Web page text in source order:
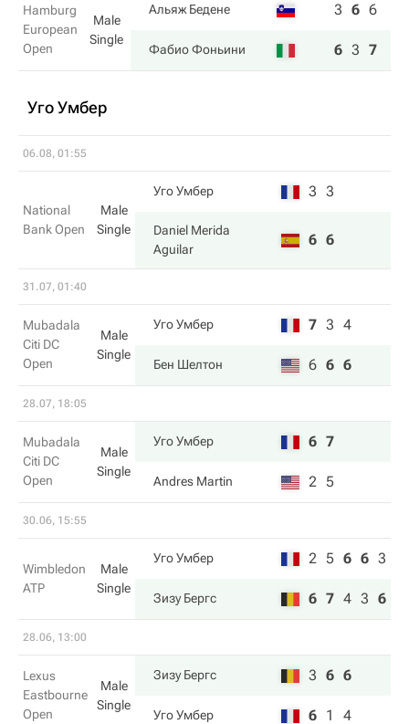
Hamburg
European
Open
Male
Single
Альяж Бедене 3 6 6
Фабио Фоньини 6 3 7
Уго Умбер
06.08, 01:55
National
Bank Open
Male
Single
Уго Умбер 3 3
Daniel Merida
Aguilar
6 6
31.07, 01:40
Mubadala
Citi DC
Open
Male
Single
Уго Умбер 7 3 4
Бен Шелтон 6 6 6
28.07, 18:05
Mubadala
Citi DC
Open
Male
Single
Уго Умбер 6 7
Andres Martin 2 5
30.06, 15:55
Wimbledon
ATP
Male
Single
Уго Умбер 2 5 6 6 3
Зизу Бергс 6 7 4 3 6
28.06, 13:00
Lexus
Eastbourne
Open
Male
Single
Зизу Бергс 3 6 6
Уго Умбер 6 1 4